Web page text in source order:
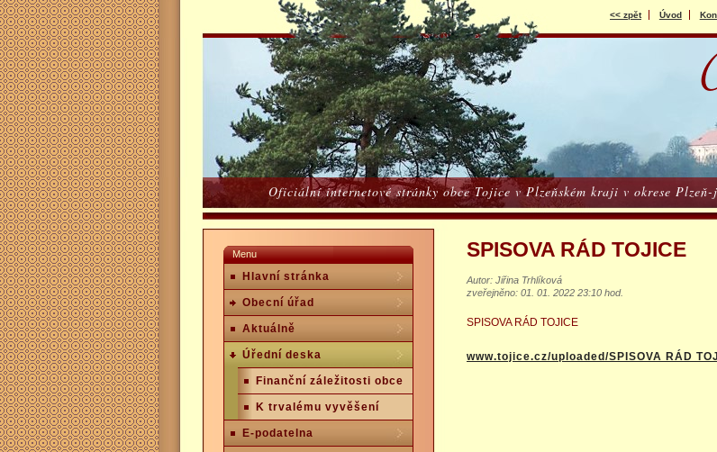
<< zpět Úvod
Oficiální internetové stránky obce Tojice v Plzeňském kraji v okrese
SPISOVA RÁD TOJICE
Autor: Jiřina Trhlíková
zveřejněno: 01. 01. 2022 23:10 hod.
SPISOVA RÁD TOJICE
www.tojice.cz/uploaded/SPISOVA RÁD
Menu
Hlavní stránka
Obecní úřad
Aktuálně
Úřední deska
Finanční záležitosti obce
K trvalému vyvěšení
E-podatelna